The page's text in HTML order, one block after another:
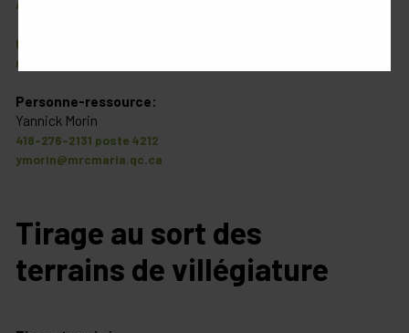
Article 4.4 : Libération de l’emplacement de camping récréatif
Formulaire de demande d’un permis de séjour de camping
récréatif
Personne-ressource:
Yannick Morin
418-276-2131 poste 4212
ymorin@mrcmaria.qc.ca
Tirage au sort des
terrains de villégiature